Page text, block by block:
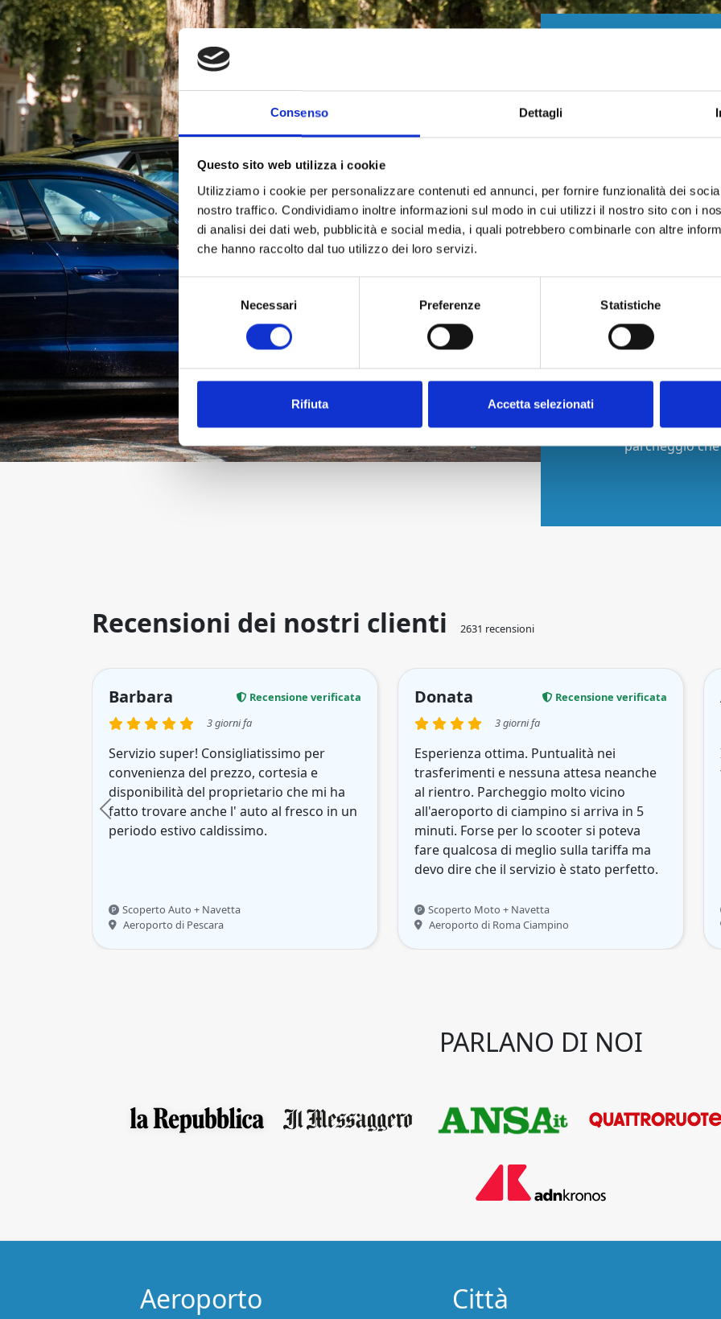
Consenso Dettagli
Questo sito web utilizza i cookie
Utilizziamo i cookie per personalizzare contenuti ed annunci, per fornire funzionalità dei
nostro traffico. Condividiamo inoltre informazioni sul modo in cui utilizzi il nostro sito con i
di analisi dei dati web, pubblicità e social media, i quali potrebbero combinarle con altre
che hanno raccolto dal tuo utilizzo dei loro servizi.
Selezione
Necessari Preferenze Statistiche
Rifiuta Accetta selezionati
LA
TARIFFE
Da noi le
su misura per
Prenota la tua
parcheggio
Recensioni dei nostri clienti 2631 recensioni
Barbara
Recensione verificata
3 giorni fa
Servizio super! Consigliatissimo per
convenienza del prezzo, cortesia e
disponibilità del proprietario che mi ha
fatto trovare anche l' auto al fresco in un
periodo estivo caldissimo.
Scoperto Auto + Navetta
Aeroporto di Pescara
Donata
Recensione verificata
3 giorni fa
Esperienza ottima. Puntualità nei
trasferimenti e nessuna attesa neanche
al rientro. Parcheggio molto vicino
all'aeroporto di ciampino si arriva in 5
minuti. Forse per lo scooter si poteva
fare qualcosa di meglio sulla tariffa ma
devo dire che il servizio è stato perfetto.
Scoperto Moto + Navetta
Aeroporto di Roma Ciampino
PARLANO DI NOI
Aeroporto Città